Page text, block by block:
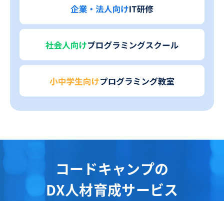
コードキャンプの
DX人材育成サービス